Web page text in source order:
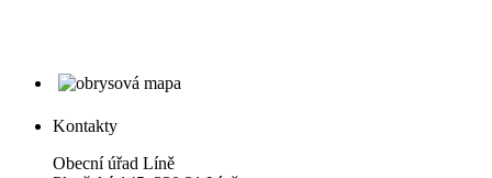
Kontakty
Obecní úřad Líně